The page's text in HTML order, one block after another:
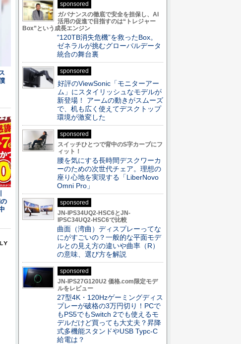
sponsored
ガバナンスの徹底で安全を担保し、AI
活用の促進で目指すのは“トレジャー
Box”という成長エンジン
“120TB消失危機”を救ったBox。
ゼネラルが挑むグローバルデータ
統合の舞台裏
sponsored
好評のViewSonic「モニターアー
ム」にスタイリッシュなモデルが
新登場！ アームの動きがスムーズ
で、机も広く使えてデスクトップ
環境が激変した
sponsored
スイッチひとつで背中のS字カーブにフ
ィット！
腰を気にする長時間デスクワーカ
ーのための次世代チェア。理想の
座り心地を実現する「LiberNovo
Omni Pro」
sponsored
JN-IPS34UQ2-HSC6とJN-
IPSC34UQ2-HSC6で比較
曲面（湾曲）ディスプレーってな
にがすごいの？一般的な平面モデ
ルとの見え方の違いや曲率（R）
の意味、選び方を解説
sponsored
JN-IPS27G120U2 価格.com限定モデ
ルをレビュー
27型4K・120Hzゲーミングディス
プレーが破格の3万円切り！PCで
もPS5でもSwitch 2でも使えるモ
デルだけど買っても大丈夫？昇降
式多機能スタンドやUSB Typc-C
給電は？